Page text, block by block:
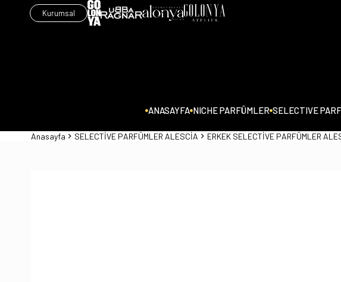
Kurumsal
ANASAYFA NICHE PARFÜMLER SELECTIVE
Anasayfa SELECTİVE PARFÜMLER ALESCİA ERKEK SELECTİVE PARFÜMLER